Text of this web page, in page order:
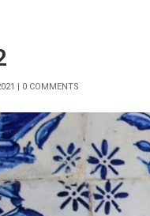
| 0 COMMENTS